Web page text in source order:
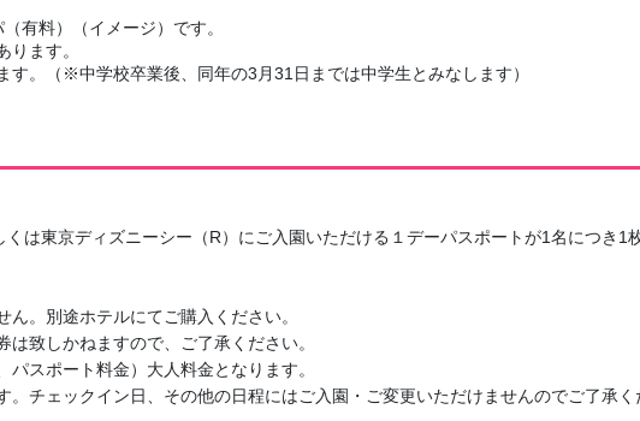
有料）（イメージ）です。
ます。
。（※中学校卒業後、同年の3月31日までは中学生とみなします）
は東京ディズニーシー（R）にご入園いただける１デーパスポートが1名につき1
。別途ホテルにてご購入ください。
致しかねますので、ご了承ください。
スポート料金）大人料金となります。
チェックイン日、その他の日程にはご入園・ご変更いただけませんのでご了承く